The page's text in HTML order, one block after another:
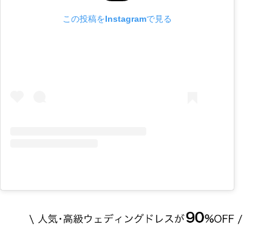
この投稿をInstagramで見る